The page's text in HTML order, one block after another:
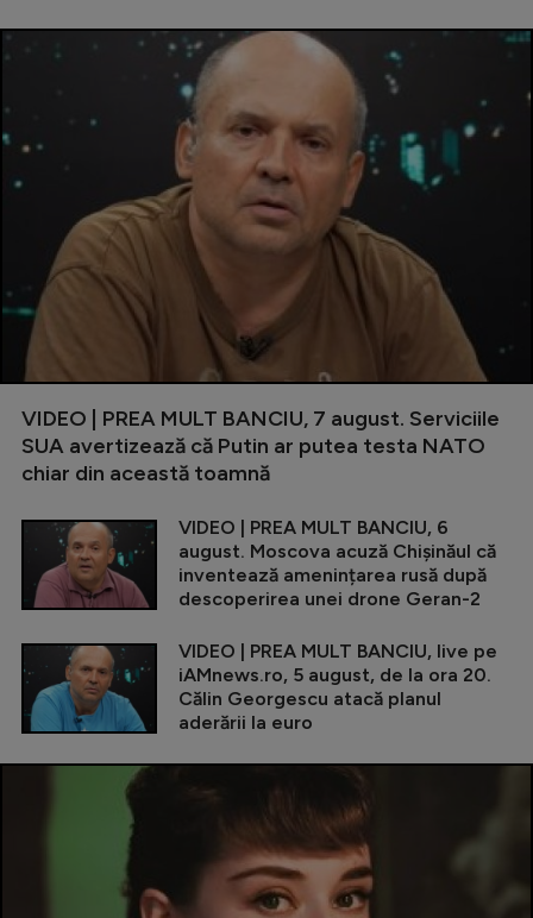
VIDEO | PREA MULT BANCIU, 7 august. Serviciile
SUA avertizează că Putin ar putea testa NATO
chiar din această toamnă
VIDEO | PREA MULT BANCIU, 6
august. Moscova acuză Chișinăul că
inventează amenințarea rusă după
descoperirea unei drone Geran-2
VIDEO | PREA MULT BANCIU, live pe
iAMnews.ro, 5 august, de la ora 20.
Călin Georgescu atacă planul
aderării la euro